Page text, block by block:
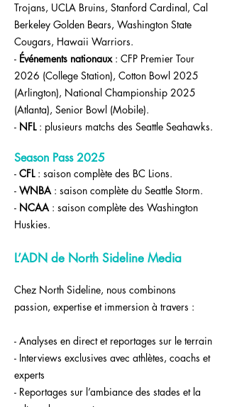
Trojans, UCLA Bruins, Stanford Cardinal, Cal
Berkeley Golden Bears, Washington State
Cougars, Hawaii Warriors.
- Événements nationaux: CFP Premier Tour
2026 (College Station), Cotton Bowl 2025
(Arlington), National Championship 2025
(Atlanta), Senior Bowl (Mobile).
- NFL: plusieurs matchs des Seattle Seahawks.
Season Pass 2025
- CFL: saison complète des BC Lions.
- WNBA: saison complète du Seattle Storm.
- NCAA: saison complète des Washington
Huskies.
L’ADN de North Sideline Media
Chez North Sideline, nous combinons
passion, expertise et immersion à travers :
- Analyses en direct et reportages sur le terrain
- Interviews exclusives avec athlètes, coachs et
experts
- Reportages sur l’ambiance des stades et la